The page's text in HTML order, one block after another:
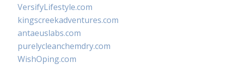
VersifyLifestyle.com
kingscreekadventures.com
antaeuslabs.com
purelycleanchemdry.com
WishOping.com